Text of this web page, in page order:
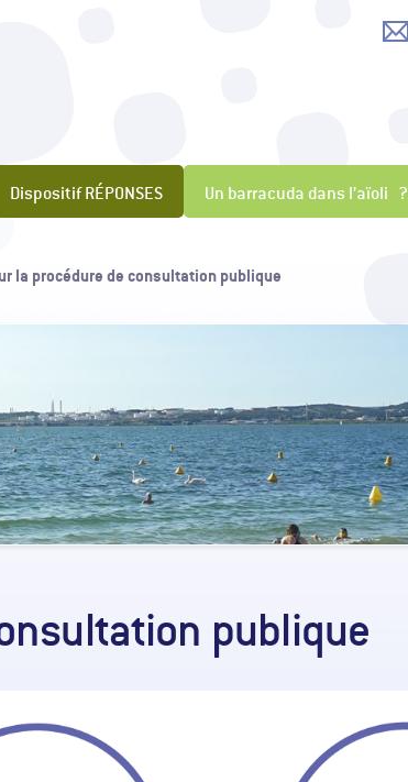
Dispositif RÉPONSES Un barracuda dans l’aïoli ?
la procédure de consultation publique
publique